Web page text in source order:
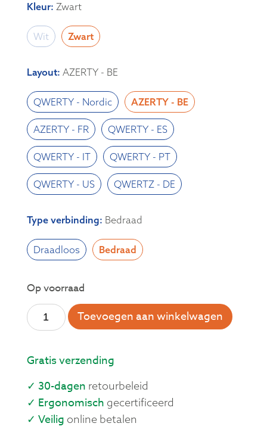
Kleur: Zwart
Wit Zwart
Layout: AZERTY - BE
QWERTY - Nordic AZERTY - BE
AZERTY - FR QWERTY - ES
QWERTY - IT QWERTY - PT
QWERTY - US QWERTZ - DE
Type verbinding: Bedraad
Draadloos Bedraad
Op voorraad
Toevoegen aan winkelwagen
Gratis verzending
✓ 30-dagen retourbeleid
✓ Ergonomisch gecertificeerd
✓ Veilig online betalen